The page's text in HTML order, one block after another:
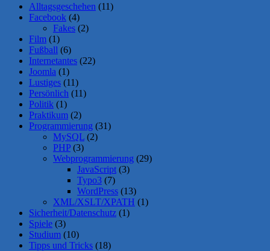
Alltagsgeschehen (11)
Facebook (4)
Fakes (2)
Film (1)
Fußball (6)
Internetantes (22)
Joomla (1)
Lustiges (11)
Persönlich (11)
Politik (1)
Praktikum (2)
Programmierung (31)
MySQL (2)
PHP (3)
Webprogrammierung (29)
JavaScript (3)
Typo3 (7)
WordPress (13)
XML/XSLT/XPATH (1)
Sicherheit/Datenschutz (1)
Spiele (3)
Studium (10)
Tipps und Tricks (18)